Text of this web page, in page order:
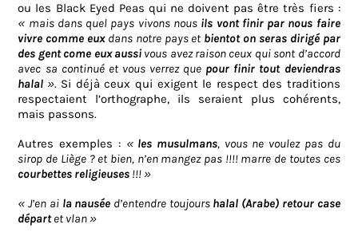
ou les Black Eyed Peas qui ne doivent pas être très fiers :
« mais dans quel pays vivons nous ils vont finir par nous faire
vivre comme euxdans notre pays et bientot on seras dirigé par
des gent come eux aussivous avez raison ceux qui sont d’accord
avec sa continué et vous verrez que pour finir tout deviendras
halal ». Si déjà ceux qui exigent le respect des traditions
respectaient l’orthographe, ils seraient plus cohérents,
mais passons.
Autres exemples : « les musulmans, vous ne voulez pas du
sirop de Liège ? et bien, n’en mangez pas !!!! marre de toutes ces
courbettes religieuses !!! »
« J’en ai la nausée d’entendre toujours halal (Arabe) retour case
départet vlan »